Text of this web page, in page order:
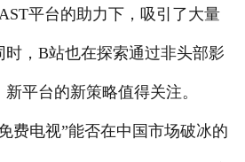
平台的助力下，吸引了大量
，B站也在探索通过非头部影
平台的新策略值得关注。
电视”能否在中国市场破冰的